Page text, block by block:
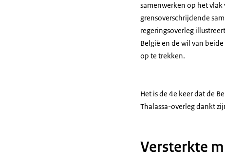
samenwerken op het
grensoverschrijdende
regeringsoverleg
België en de wil van
op te trekken.
Het is de 4e keer dat de
Thalassa-overleg dankt
Versterkte